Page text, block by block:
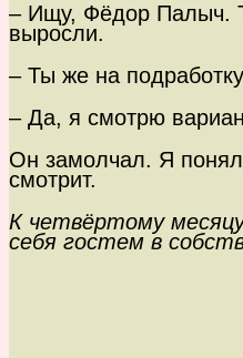
– Ищу, Фёдор Палыч.
выросли.
– Ты же на
– Да, я смотрю
Он замолчал. Я
смотрит.
К четвёртому
себя гостем в